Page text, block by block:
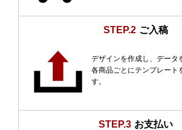
STEP.2 ご入稿
デザインを作成し、データ
各商品ごとにテンプレート
す。
STEP.3 お支払い